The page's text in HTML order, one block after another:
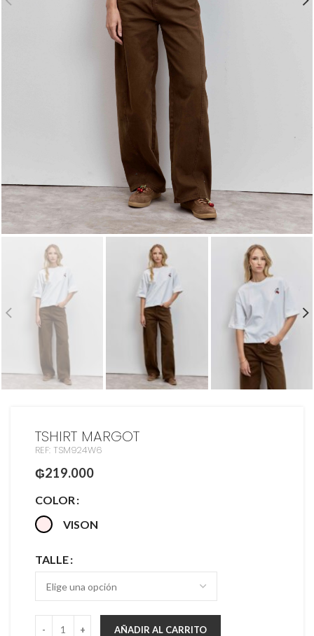
TSHIRT MARGOT
REF: TSM924W6
₲219.000
COLOR
VISON
TALLE
AÑADIR AL CARRITO